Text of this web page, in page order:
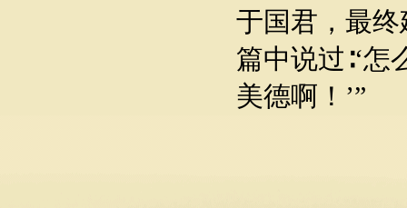
于国君，最终
篇中说过∶‘
美德啊！’”